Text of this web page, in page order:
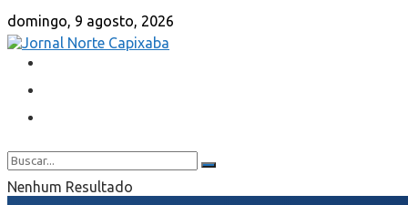
domingo, 9 agosto, 2026
Nenhum Resultado